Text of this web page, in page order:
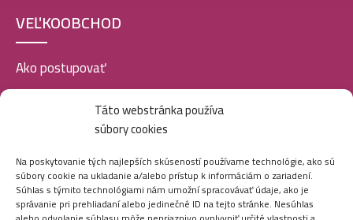
Táto webstránka používa
súbory cookies
Na poskytovanie tých najlepších skúseností používame technológie, ako sú
súbory cookie na ukladanie a/alebo prístup k informáciám o zariadení.
Súhlas s týmito technológiami nám umožní spracovávať údaje, ako je
správanie pri prehliadaní alebo jedinečné ID na tejto stránke. Nesúhlas
VEĽKOOBCHOD
Ako postupovať
Doprava a platba
Veľkoobchod
SOCIÁLNE SIETE